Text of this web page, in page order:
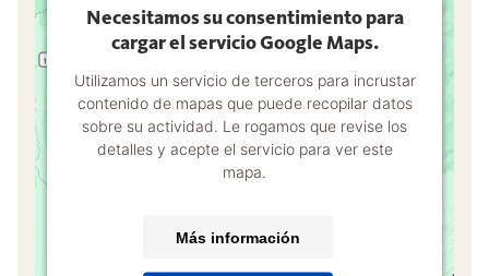
Necesitamos su consentimiento para
cargar el servicio Google Maps.
Utilizamos un servicio de terceros para incrustar
contenido de mapas que puede recopilar datos
sobre su actividad. Le rogamos que revise los
detalles y acepte el servicio para ver este
mapa.
Más información